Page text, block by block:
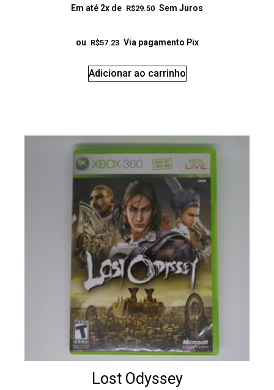
Em até 2x de R$29.50 Sem Juros
ou R$57.23 Via pagamento Pix
Adicionar ao carrinho
Lost Odyssey